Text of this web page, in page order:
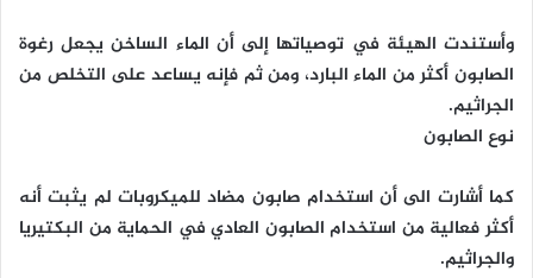
وأستندت الهيئة في توصياتها إلى أن الماء الساخن يجعل رغوة
الصابون أكثر من الماء البارد، ومن ثم فإنه يساعد على التخلص من
الجراثيم.
نوع الصابون
كما أشارت الى أن استخدام صابون مضاد للميكروبات لم يثبت أنه
أكثر فعالية من استخدام الصابون العادي في الحماية من البكتيريا
والجراثيم.